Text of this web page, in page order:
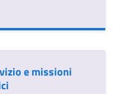
e missioni